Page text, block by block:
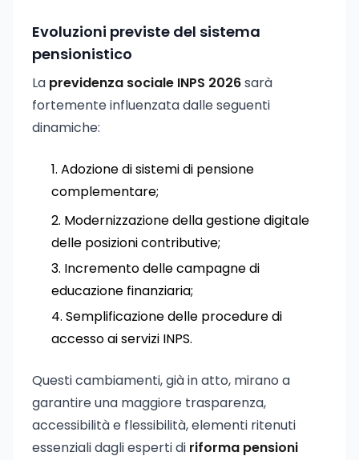
Evoluzioni previste del sistema
pensionistico
La previdenza sociale INPS 2026sarà
fortemente influenzata dalle seguenti
dinamiche:
Adozione di sistemi di pensione
complementare;
Modernizzazione della gestione digitale
delle posizioni contributive;
Incremento delle campagne di
educazione finanziaria;
Semplificazione delle procedure di
accesso ai servizi INPS.
Questi cambiamenti, già in atto, mirano a
garantire una maggiore trasparenza,
accessibilità e flessibilità, elementi ritenuti
essenziali dagli esperti di riforma pensioni